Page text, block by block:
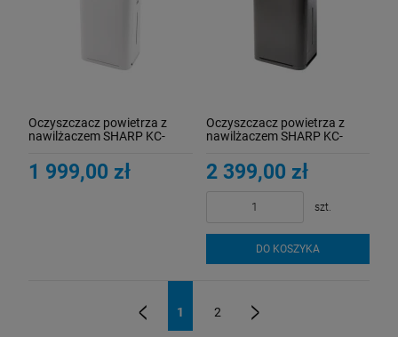
Oczyszczacz powietrza z
nawilżaczem SHARP KC-
1 999,00 zł
Oczyszczacz powietrza z
nawilżaczem SHARP KC-
2 399,00 zł
szt.
DO KOSZYKA
1 2